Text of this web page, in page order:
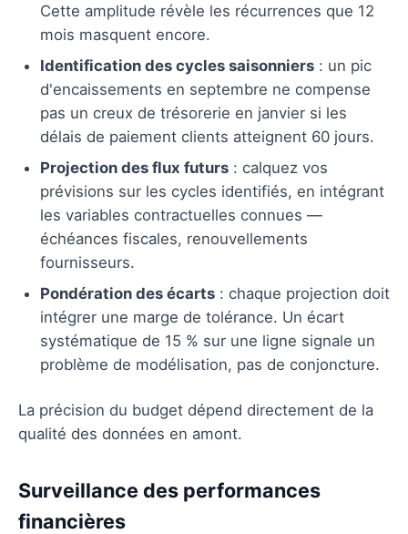
Cette amplitude révèle les récurrences que 12
mois masquent encore.
Identification des cycles saisonniers : un pic
d'encaissements en septembre ne compense
pas un creux de trésorerie en janvier si les
délais de paiement clients atteignent 60 jours.
Projection des flux futurs : calquez vos
prévisions sur les cycles identifiés, en intégrant
les variables contractuelles connues —
échéances fiscales, renouvellements
fournisseurs.
Pondération des écarts : chaque projection doit
intégrer une marge de tolérance. Un écart
systématique de 15 % sur une ligne signale un
problème de modélisation, pas de conjoncture.
La précision du budget dépend directement de la
qualité des données en amont.
Surveillance des performances
financières